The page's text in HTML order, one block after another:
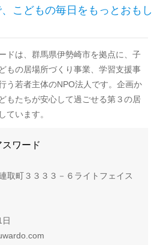
こどもの毎日をもっとおもし
ドは、群馬県伊勢崎市を拠点に、子
もの居場所づくり事業、学習支援事
う若者主体のNPO法人です。企画か
もたちが安心して過ごせる第３の居
ています。
ワード
取町３３３３－６ライトフェイス